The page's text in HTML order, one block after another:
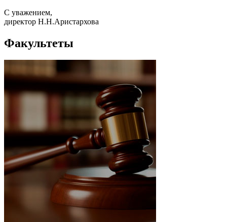
С уважением,
директор Н.Н.Аристархова
Факультеты